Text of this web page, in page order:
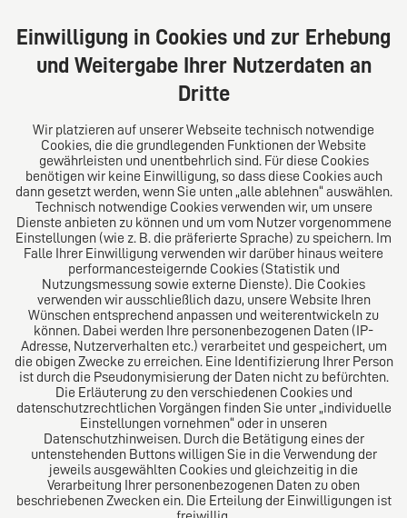
20354 Hamburg
Deutschland
Tel: +49 (0) 40 41352231
Über uns
Das Kanzlei-Vertrauensnetzwerk. Aus Europa für die
Welt. Für den erfolgreichen Mittelstand.
Folgen Sie uns auf
Das europäische Kanzlei-Netzwerk
Einwilligung in Cookies und zur Erhebung
und Weitergabe Ihrer Nutzerdaten an
Dritte
Wir platzieren auf unserer Webseite technisch notwendige
Cookies, die die grundlegenden Funktionen der Website
gewährleisten und unentbehrlich sind. Für diese Cookies
benötigen wir keine Einwilligung, so dass diese Cookies auch
dann gesetzt werden, wenn Sie unten „alle ablehnen“ auswählen.
Technisch notwendige Cookies verwenden wir, um unsere
Dienste anbieten zu können und um vom Nutzer vorgenommene
Einstellungen (wie z. B. die präferierte Sprache) zu speichern. Im
Falle Ihrer Einwilligung verwenden wir darüber hinaus weitere
performancesteigernde Cookies (Statistik und
Nutzungsmessung sowie externe Dienste). Die Cookies
verwenden wir ausschließlich dazu, unsere Website Ihren
Wünschen entsprechend anpassen und weiterentwickeln zu
können. Dabei werden Ihre personenbezogenen Daten (IP-
Adresse, Nutzerverhalten etc.) verarbeitet und gespeichert, um
die obigen Zwecke zu erreichen. Eine Identifizierung Ihrer Person
ist durch die Pseudonymisierung der Daten nicht zu befürchten.
Die Erläuterung zu den verschiedenen Cookies und
datenschutzrechtlichen Vorgängen finden Sie unter „individuelle
Einstellungen vornehmen“ oder in unseren
Datenschutzhinweisen. Durch die Betätigung eines der
untenstehenden Buttons willigen Sie in die Verwendung der
jeweils ausgewählten Cookies und gleichzeitig in die
Verarbeitung Ihrer personenbezogenen Daten zu oben
beschriebenen Zwecken ein. Die Erteilung der Einwilligungen ist